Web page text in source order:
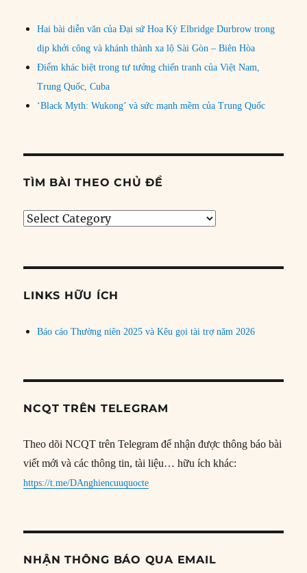
Hai bài diễn văn của Đại sứ Hoa Kỳ Elbridge Durbrow trong
dịp khởi công và khánh thành xa lộ Sài Gòn – Biên Hòa
Điểm khác biệt trong tư tưởng chiến tranh của Việt Nam,
Trung Quốc, Cuba
‘Black Myth: Wukong’ và sức mạnh mềm của Trung Quốc
TÌM BÀI THEO CHỦ ĐỀ
Tìm
đề
LINKS HỮU ÍCH
Báo cáo Thường niên 2025 và Kêu gọi tài trợ năm 2026
NCQT TRÊN TELEGRAM
Theo dõi NCQT trên Telegram để nhận được thông báo bài
viết mới và các thông tin, tài liệu… hữu ích khác:
https://t.me/DAnghiencuuquocte
NHẬN THÔNG BÁO QUA EMAIL